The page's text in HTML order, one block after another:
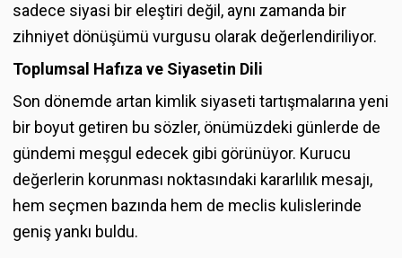
sadece siyasi bir eleştiri değil, aynı zamanda bir
zihniyet dönüşümü vurgusu olarak değerlendiriliyor.
Toplumsal Hafıza ve Siyasetin Dili
Son dönemde artan kimlik siyaseti tartışmalarına yeni
bir boyut getiren bu sözler, önümüzdeki günlerde de
gündemi meşgul edecek gibi görünüyor. Kurucu
değerlerin korunması noktasındaki kararlılık mesajı,
hem seçmen bazında hem de meclis kulislerinde
geniş yankı buldu.